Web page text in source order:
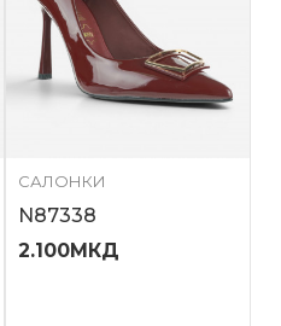
САЛОНКИ
N87338
2.100МКД